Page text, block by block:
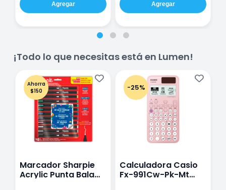
Agregar Agregar
¡Todo lo que necesitas está en Lumen!
Ahorra
$150
Marcador Sharpie
Acrylic Punta Bala
-25%
Calculadora Casio
Fx-991Cw-Pk-Mt